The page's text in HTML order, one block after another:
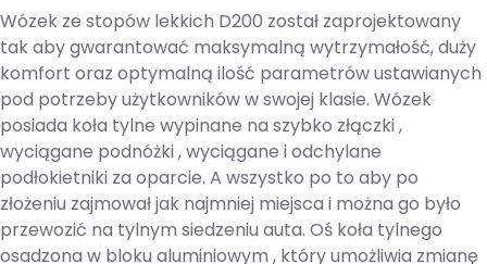
Wózek ze stopów lekkich D200 został zaprojektowany
tak aby gwarantować maksymalną wytrzymałość, duży
komfort oraz optymalną ilość parametrów ustawianych
pod potrzeby użytkowników w swojej klasie. Wózek
posiada koła tylne wypinane na szybko złączki ,
wyciągane podnóżki , wyciągane i odchylane
podłokietniki za oparcie. A wszystko po to aby po
złożeniu zajmował jak najmniej miejsca i można go było
przewozić na tylnym siedzeniu auta. Oś koła tylnego
osadzona w bloku aluminiowym , który umożliwia zmianę